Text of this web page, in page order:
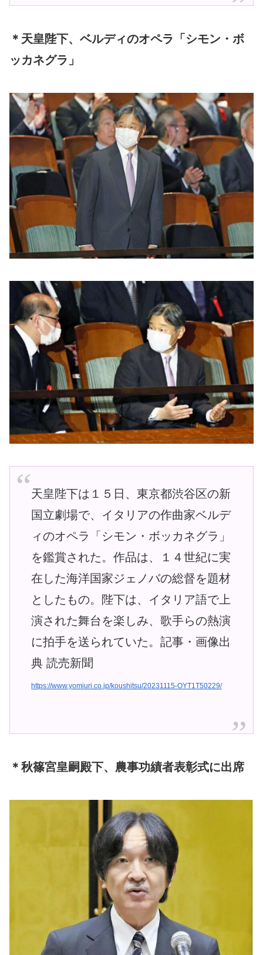
＊天皇陛下、ベルディのオペラ「シモン・ボ
ッカネグラ」
天皇陛下は１５日、東京都渋谷区の新
国立劇場で、イタリアの作曲家ベルデ
ィのオペラ「シモン・ボッカネグラ」
を鑑賞された。作品は、１４世紀に実
在した海洋国家ジェノバの総督を題材
としたもの。陛下は、イタリア語で上
演された舞台を楽しみ、歌手らの熱演
に拍手を送られていた。記事・画像出
典 読売新聞
https://www.yomiuri.co.jp/koushitsu/20231115-OYT1T50229/
＊秋篠宮皇嗣殿下、農事功績者表彰式に出席